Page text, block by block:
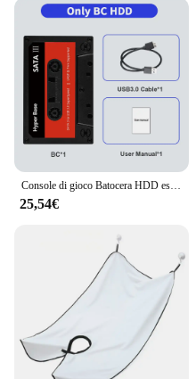
Console di gioco Batocera HDD esterna portatile da 500G con 48000 + giochi per PS3/PS2/PS1/Wii/WiiU/DC/N64/MAME/SS per PC/Laptop Windows
25,54€